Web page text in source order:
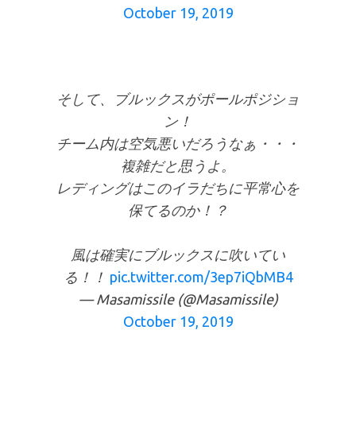
October 19, 2019
そして、ブルックスがポールポジショ
ン！
チーム内は空気悪いだろうなぁ・・・
複雑だと思うよ。
レディングはこのイラだちに平常心を
保てるのか！？
風は確実にブルックスに吹いてい
る！！ pic.twitter.com/3ep7iQbMB4
— Masamissile (@Masamissile)
October 19, 2019